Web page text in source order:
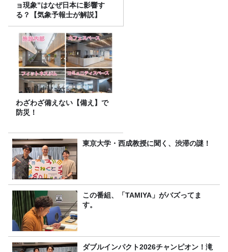
ョ現象”はなぜ日本に影響す
る？【気象予報士が解説】
わざわざ備えない【備え】で
防災！
東京大学・西成教授に聞く、渋滞の謎！
この番組、「TAMIYA」がバズってま
す。
ダブルインパクト2026チャンピオン！滝